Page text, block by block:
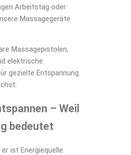
Arbeitstag oder
Massagegeräte
Massagepistolen,
elektrische
gezielte Entspannung
– Weil
bedeutet
ist Energiequelle.